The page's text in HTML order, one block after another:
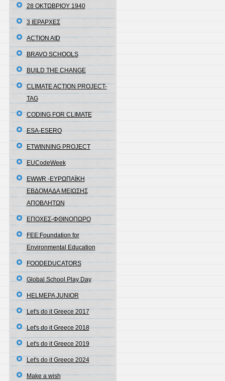
28 ΟΚΤΩΒΡΙΟΥ 1940
3 ΙΕΡΑΡΧΕΣ
ACTION AID
BRAVO SCHOOLS
BUILD THE CHANGE
CLIMATE ACTION PROJECT-
TAG
CODING FOR CLIMATE
ESA-ESERO
ETWINNING PROJECT
EUCodeWeek
EWWR -ΕΥΡΩΠΑΪΚΗ
ΕΒΔΟΜΑΔΑ ΜΕΙΩΣΗΣ
ΑΠΟΒΛΗΤΩΝ
EΠΟΧΕΣ-ΦΘΙΝΟΠΩΡΟ
FEE:Foundation for
Environmental Education
FOODEDUCATORS
Global School Play Day
HELMEPA JUNIOR
Let's do it Greece 2017
Let's do it Greece 2018
Let's do it Greece 2019
Let's do it Greece 2024
Make a wish